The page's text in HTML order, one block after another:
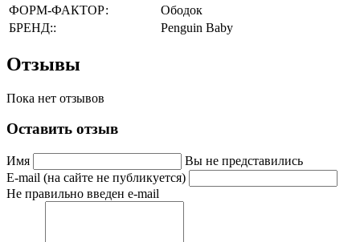
ФОРМ-ФАКТОР:
Ободок
БРЕНД::
Penguin Baby
Отзывы
Пока нет отзывов
Оставить отзыв
Имя
Вы не представились
E-mail (на сайте не публикуется)
Не правильно введен e-mail